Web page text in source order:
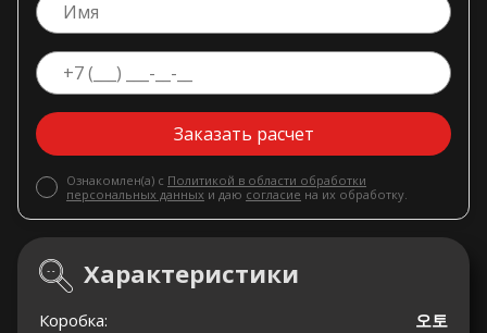
Заказать расчет
Ознакомлен(а) с Политикой в области обработки
персональных данных и даю согласие на их обработку.
Характеристики
Коробка:
오토